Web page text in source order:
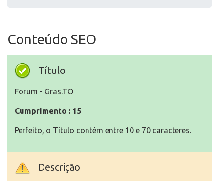
Conteúdo SEO
Título
Forum - Gras.TO
Cumprimento : 15
Perfeito, o Título contém entre 10 e 70 caracteres.
Descrição